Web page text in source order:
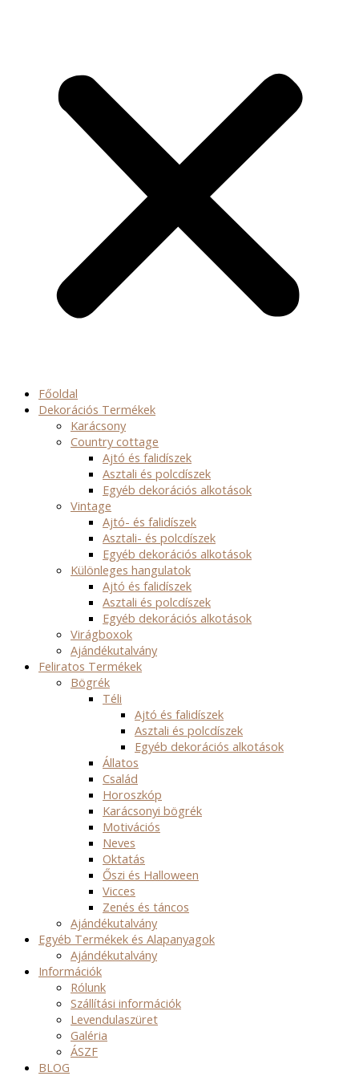
Főoldal
Dekorációs Termékek
Karácsony
Country cottage
Ajtó és falidíszek
Asztali és polcdíszek
Egyéb dekorációs alkotások
Vintage
Ajtó- és falidíszek
Asztali- és polcdíszek
Egyéb dekorációs alkotások
Különleges hangulatok
Ajtó és falidíszek
Asztali és polcdíszek
Egyéb dekorációs alkotások
Virágboxok
Ajándékutalvány
Feliratos Termékek
Bögrék
Téli
Ajtó és falidíszek
Asztali és polcdíszek
Egyéb dekorációs alkotások
Állatos
Család
Horoszkóp
Karácsonyi bögrék
Motivációs
Neves
Oktatás
Őszi és Halloween
Vicces
Zenés és táncos
Ajándékutalvány
Egyéb Termékek és Alapanyagok
Ajándékutalvány
Információk
Rólunk
Szállítási információk
Levendulaszüret
Galéria
ÁSZF
BLOG